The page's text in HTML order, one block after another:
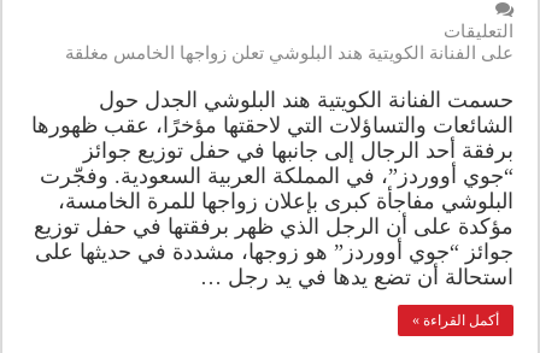
التعليقات
على الفنانة الكويتية هند البلوشي تعلن زواجها الخامس مغلقة
حسمت الفنانة الكويتية هند البلوشي الجدل حول
الشائعات والتساؤلات التي لاحقتها مؤخرًا، عقب ظهورها
برفقة أحد الرجال إلى جانبها في حفل توزيع جوائز
“جوي أووردز”، في المملكة العربية السعودية. وفجّرت
البلوشي مفاجأة كبرى بإعلان زواجها للمرة الخامسة،
مؤكدة على أن الرجل الذي ظهر برفقتها في حفل توزيع
جوائز “جوي أووردز” هو زوجها، مشددة في حديثها على
استحالة أن تضع يدها في يد رجل …
أكمل القراءة »